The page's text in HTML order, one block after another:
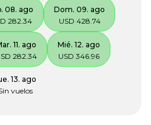
08. ago
282.34
Dom. 09. ago
USD 428.74
11. ago
282.34
Mié. 12. ago
USD 346.96
13. ago
vuelos